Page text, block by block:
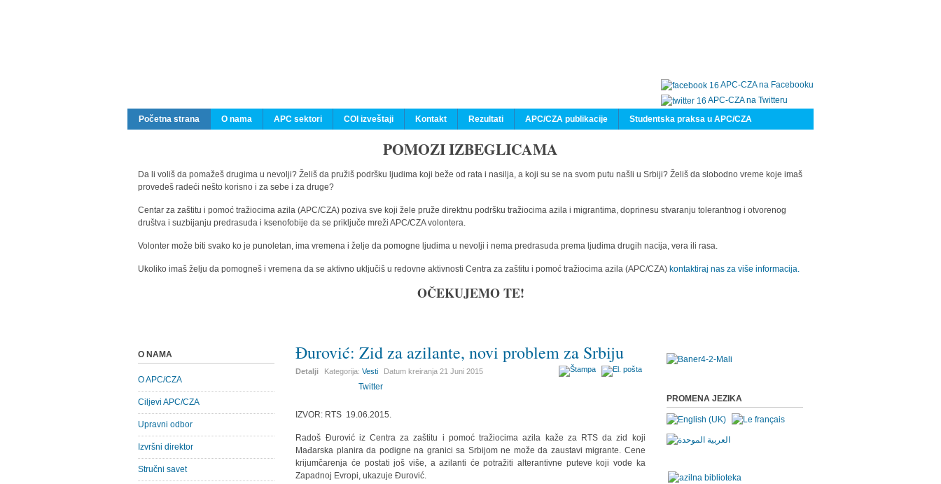
APC-CZA na Facebooku
APC-CZA na Twitteru
Početna strana
O nama APC sektori COI izveštaji Kontakt Rezultati APC/CZA publikacije Studentska praksa u APC/CZA
POMOZI IZBEGLICAMA
Da li voliš da pomažeš drugima u nevolji? Želiš da pružiš podršku ljudima koji beže od rata i nasilja, a koji su se na svom putu našli u Srbiji? Želiš da slobodno vreme koje imaš
provedeš radeći nešto korisno i za sebe i za druge?
Centar za zaštitu i pomoć tražiocima azila (APC/CZA) poziva sve koji žele pruže direktnu podršku tražiocima azila i migrantima, doprinesu stvaranju tolerantnog i otvorenog
društva i suzbijanju predrasuda i ksenofobije da se priključe mreži APC/CZA volontera.
Volonter može biti svako ko je punoletan, ima vremena i želje da pomogne ljudima u nevolji i nema predrasuda prema ljudima drugih nacija, vera ili rasa.
Ukoliko imaš želju da pomogneš i vremena da se aktivno uključiš u redovne aktivnosti Centra za zaštitu i pomoć tražiocima azila (APC/CZA) kontaktiraj nas za više informacija.
OČEKUJEMO TE!
Đurović: Zid za azilante, novi problem za Srbiju
Detalji Kategorija:Vesti Datum kreiranja21 Juni 2015
Twitter
IZVOR: RTS 19.06.2015.
Radoš Đurović iz Centra za zaštitu i pomoć tražiocima azila kaže za RTS da zid koji
Mađarska planira da podigne na granici sa Srbijom ne može da zaustavi migrante. Cene
krijumčarenja će postati još više, a azilanti će potražiti alterantivne puteve koji vode ka
Zapadnoj Evropi, ukazuje Đurović.
O NAMA
O APC/CZA
Ciljevi APC/CZA
Upravni odbor
Izvršni direktor
Stručni savet
PROMENA JEZIKA